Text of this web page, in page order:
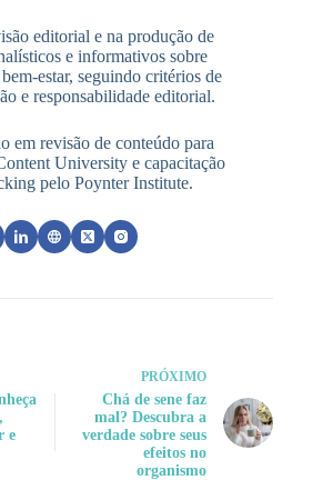
editorial e na produção de
e informativos sobre
estar, seguindo critérios de
e responsabilidade editorial.
em revisão de conteúdo para
University e capacitação
pelo Poynter Institute.
e
PRÓXIMO
Chá de sene faz
mal? Descubra a
verdade sobre seus
efeitos no
organismo